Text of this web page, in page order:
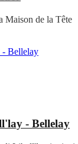
Maison de la Tête
- Bellelay